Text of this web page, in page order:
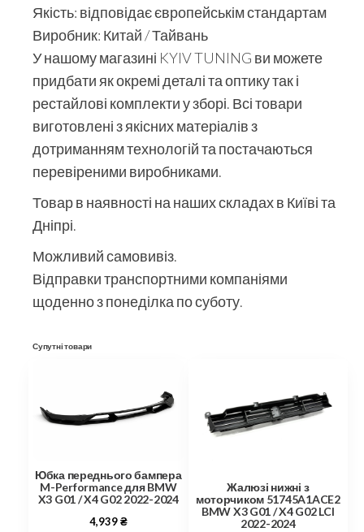
Якість: відповідає європейськім стандартам
Виробник: Китай / Тайвань
У нашому магазині KYIV TUNING ви можете
придбати як окремі деталі та оптику так і
рестайлові комплекти у зборі. Всі товари
виготовлені з якісних матеріалів з
дотриманням технологій та постачаються
перевіреними виробниками.
Товар в наявності на наших складах в Київі та
Дніпрі.
Можливий самовивіз.
Відправки транспортними компаніями
щоденно з понеділка по суботу.
Супутні товари
Юбка переднього бампера
M-Performance для BMW
X3 G01 / X4 G02 2022-2024
4,939₴
Жалюзі нижні з
моторчиком 51745A1ACE2
BMW X3 G01 / X4 G02 LCI
2022-2024